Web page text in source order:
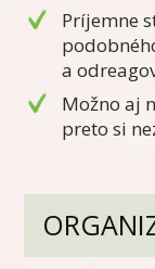
Príjemne
a
Možno aj
preto si